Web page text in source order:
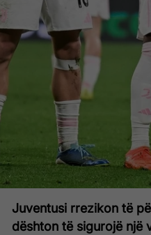
Juventusi rrezikon të
dështon të sigurojë një